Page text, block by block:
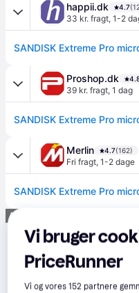
happii.dk 4.7
33 kr. fragt, 1-2
Proshop.dk
39 kr. fragt, 1 dag
Merlin 4.7(162)
Fri fragt, 1-2 dage
Annonce
Vi bruger
PriceRunner
Vi og vores152 partnere